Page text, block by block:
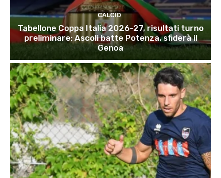
CALCIO
Tabellone Coppa Italia 2026-27, risultati turno
preliminare: Ascoli batte Potenza, sfiderà il
Genoa